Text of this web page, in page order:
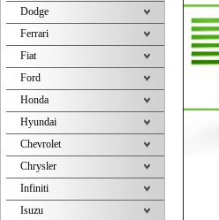
Dodge
Ferrari
Fiat
Ford
Honda
Hyundai
Chevrolet
Chrysler
Infiniti
Isuzu